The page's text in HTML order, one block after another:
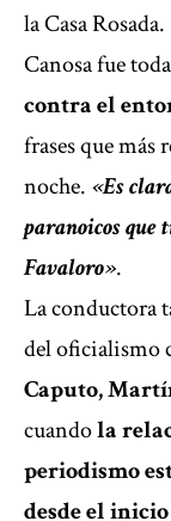
la Casa
Canosa fue
contra el
frases que
noche. «Es
paranoicos que
Favaloro».
La conductora
del oficialismo
Caputo,
cuandola
periodismo
desde el